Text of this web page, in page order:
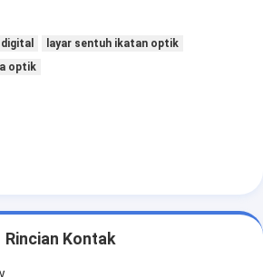
layar sentuh ikatan optik
optik
Rincian Kontak